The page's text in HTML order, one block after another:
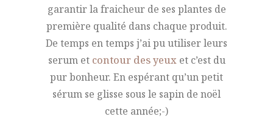
garantir la fraicheur de ses plantes de
première qualité dans chaque produit.
De temps en temps j’ai pu utiliser leurs
serum et contour des yeux et c’est du
pur bonheur. En espérant qu’un petit
sérum se glisse sous le sapin de noël
cette année;-)